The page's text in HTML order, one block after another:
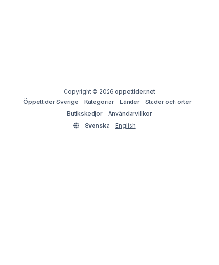
Copyright © 2026oppettider.net
Öppettider Sverige
Kategorier Länder
Städer och orter
Butikskedjor
Användarvillkor
Svenska
English